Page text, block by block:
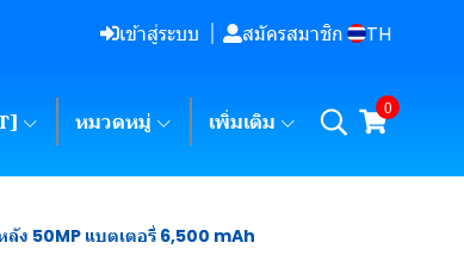
เข้าสู่ระบบ สมัครสมาชิก TH
หมวดหมู่ เพิ่มเติม
0
ง 50MP แบตเตอรี่ 6,500 mAh